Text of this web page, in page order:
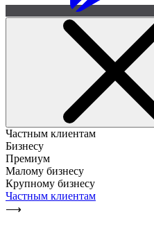
Частным клиентам
Бизнесу
Премиум
Малому бизнесу
Крупному бизнесу
Частным клиентам
⟶